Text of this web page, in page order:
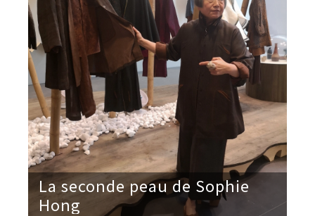
La seconde peau de Sophie
Hong